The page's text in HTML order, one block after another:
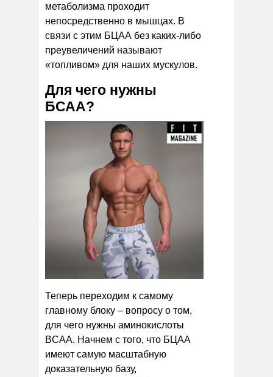
метаболизма проходит
непосредственно в мышцах. В
связи с этим БЦАА без каких-либо
преувеличений называют
«топливом» для наших мускулов.
Для чего нужны
БСАА?
Теперь переходим к самому
главному блоку – вопросу о том,
для чего нужны аминокислоты
BCAA. Начнем с того, что БЦАА
имеют самую масштабную
доказательную базу,